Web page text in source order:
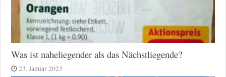
Was ist naheliegender als das Nächstliegende?
23. Januar 2023